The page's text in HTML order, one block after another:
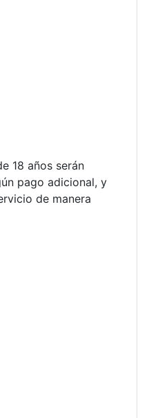
18 años serán
pago adicional, y
de manera